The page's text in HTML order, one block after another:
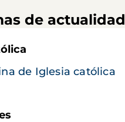
de actualidad
de Iglesia católica